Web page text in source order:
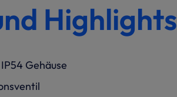
Highlights
Gehäuse